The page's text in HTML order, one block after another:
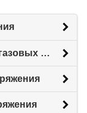
Стабилизаторы напряжения для газовых котлов